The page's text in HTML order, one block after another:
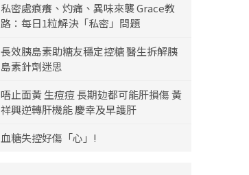
私密處痕癢、灼痛、異味來襲 Grace教
路：每日1粒解決「私密」問題
長效胰島素助糖友穩定控糖 醫生拆解胰
島素針劑迷思
唔止面黃 生痘痘 長期攰都可能肝損傷 黃
祥興逆轉肝機能 慶幸及早護肝
血糖失控好傷「心」!